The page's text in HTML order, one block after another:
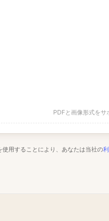
PDFと画像形式をサ
使用することにより、あなたは当社の